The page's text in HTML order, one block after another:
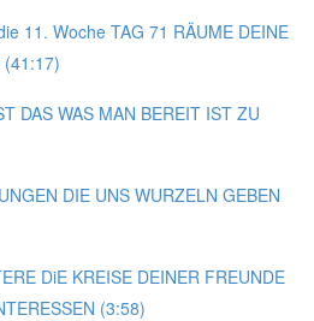
11. Woche TAG 71 RÄUME DEINE
(41:17)
DAS WAS MAN BEREIT IST ZU
DIE UNS WURZELN GEBEN
DiE KREISE DEINER FREUNDE
(3:58)